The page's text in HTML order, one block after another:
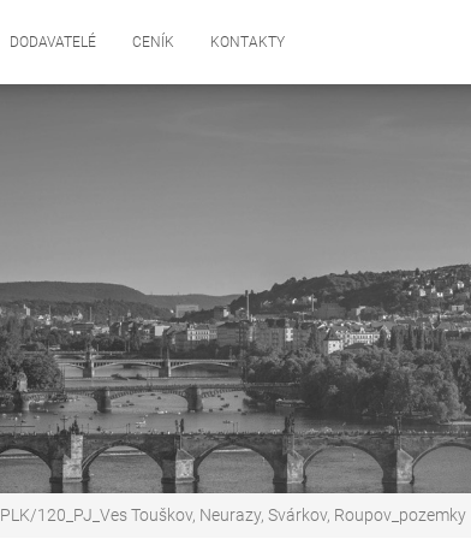
DODAVATELÉ CENÍK KONTAKTY
PLK/120_PJ_Ves Touškov, Neurazy, Svárkov, Roupov_pozemky